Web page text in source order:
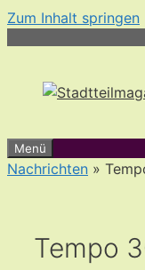
Zum Inhalt springen
Menü
Nachrichten »
Tempo